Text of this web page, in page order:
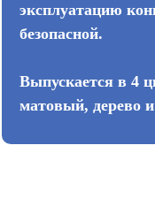
эксплуатацию
безопасной.
Выпускается в 4
матовый, дерево